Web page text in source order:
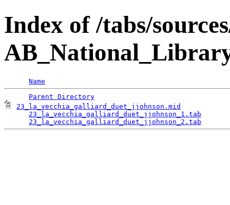
Index of /tabs/
Name
Parent Directory
23_la_vecchia_galliard_duet_jjohnson.mid
23_la_vecchia_galliard_duet_jjohnson_1.tab
23_la_vecchia_galliard_duet_jjohnson_2.tab